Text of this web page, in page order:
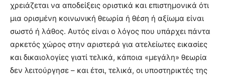
χρειάζεται να αποδείξεις οριστικά και επιστημονικά ότι
μια ορισμένη κοινωνική θεωρία ή θέση ή αξίωμα είναι
σωστό ή λάθος. Αυτός είναι ο λόγος που υπάρχει πάντα
αρκετός χώρος στην αριστερά για ατελείωτες εικασίες
και δικαιολογίες γιατί τελικά, κάποια «μεγάλη» θεωρία
δεν λειτούργησε – και έτσι, τελικά, οι υποστηρικτές της